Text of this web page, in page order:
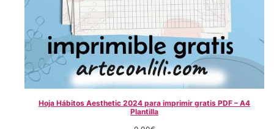
Hoja Hábitos Aesthetic 2024 para imprimir gratis PDF – A4
Plantilla